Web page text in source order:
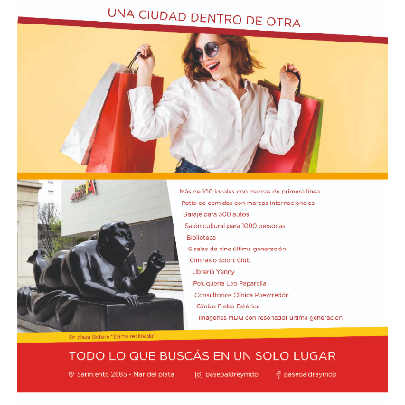
Cómo funciona el Power Ranking de la Fórmula 1
Esta clasificación funciona a través de un panel de cinco
expertos que luego de cada Gran Premio de la F1 asigna
una calificación individual a cada piloto según su
actuación a lo largo de todo el fin de semana, por lo que
incluye también la clasificación previa y, en caso de
tener, las carreras sprint.